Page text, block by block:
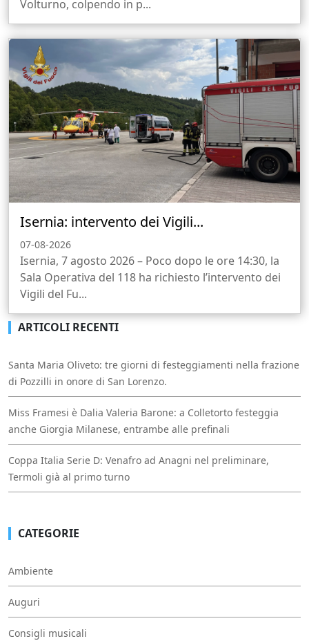
Volturno, colpendo in p...
Isernia: intervento dei Vigili...
07-08-2026
Isernia, 7 agosto 2026 – Poco dopo le ore 14:30, la
Sala Operativa del 118 ha richiesto l’intervento dei
Vigili del Fu...
ARTICOLI RECENTI
Santa Maria Oliveto: tre giorni di festeggiamenti nella frazione
di Pozzilli in onore di San Lorenzo.
Miss Framesi è Dalia Valeria Barone: a Colletorto festeggia
anche Giorgia Milanese, entrambe alle prefinali
Coppa Italia Serie D: Venafro ad Anagni nel preliminare,
Termoli già al primo turno
CATEGORIE
Ambiente
Auguri
Consigli musicali